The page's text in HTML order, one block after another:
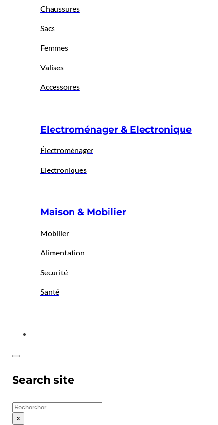
Chaussures
Sacs
Femmes
Valises
Accessoires
Electroménager & Electronique
Électroménager
Electroniques
Maison & Mobilier
Mobilier
Alimentation
Securité
Santé
Search site
Rechercher
×